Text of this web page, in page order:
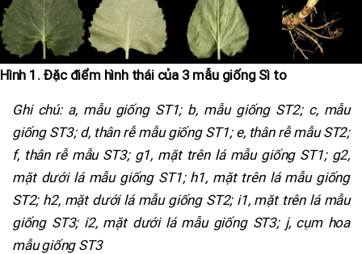
Hình 1. Đặc điểm hình thái của 3 mẫu giống Sì to
Ghi chú: a, mẫu giống ST1; b, mẫu giống ST2; c, mẫu
giống ST3; d, thân rễ mẫu giống ST1; e, thân rễ mẫu ST2;
f, thân rễ mẫu ST3; g1, mặt trên lá mẫu giống ST1; g2,
mặt dưới lá mẫu giống ST1; h1, mặt trên lá mẫu giống
ST2; h2, mặt dưới lá mẫu giống ST2; i1, mặt trên lá mẫu
giống ST3; i2, mặt dưới lá mẫu giống ST3; j, cụm hoa
mẫu giống ST3